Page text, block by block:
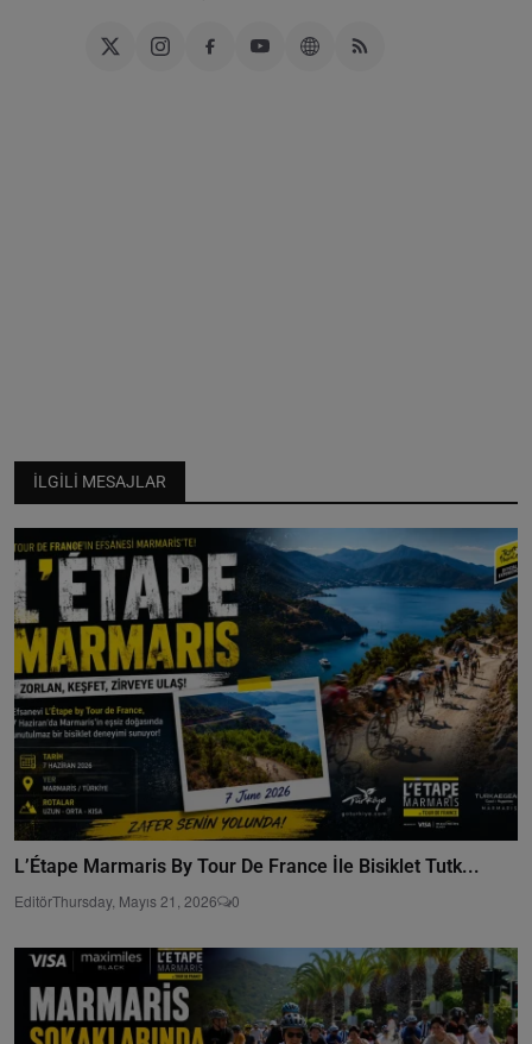
İLGILI MESAJLAR
L’Étape Marmaris By Tour De France İle Bisiklet Tutk...
EditörThursday, Mayıs 21, 2026 0